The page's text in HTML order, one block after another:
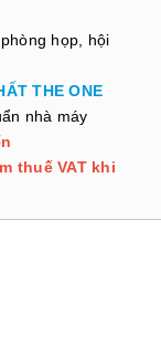
họp, hội
THE ONE
nhà máy
thuế VAT khi